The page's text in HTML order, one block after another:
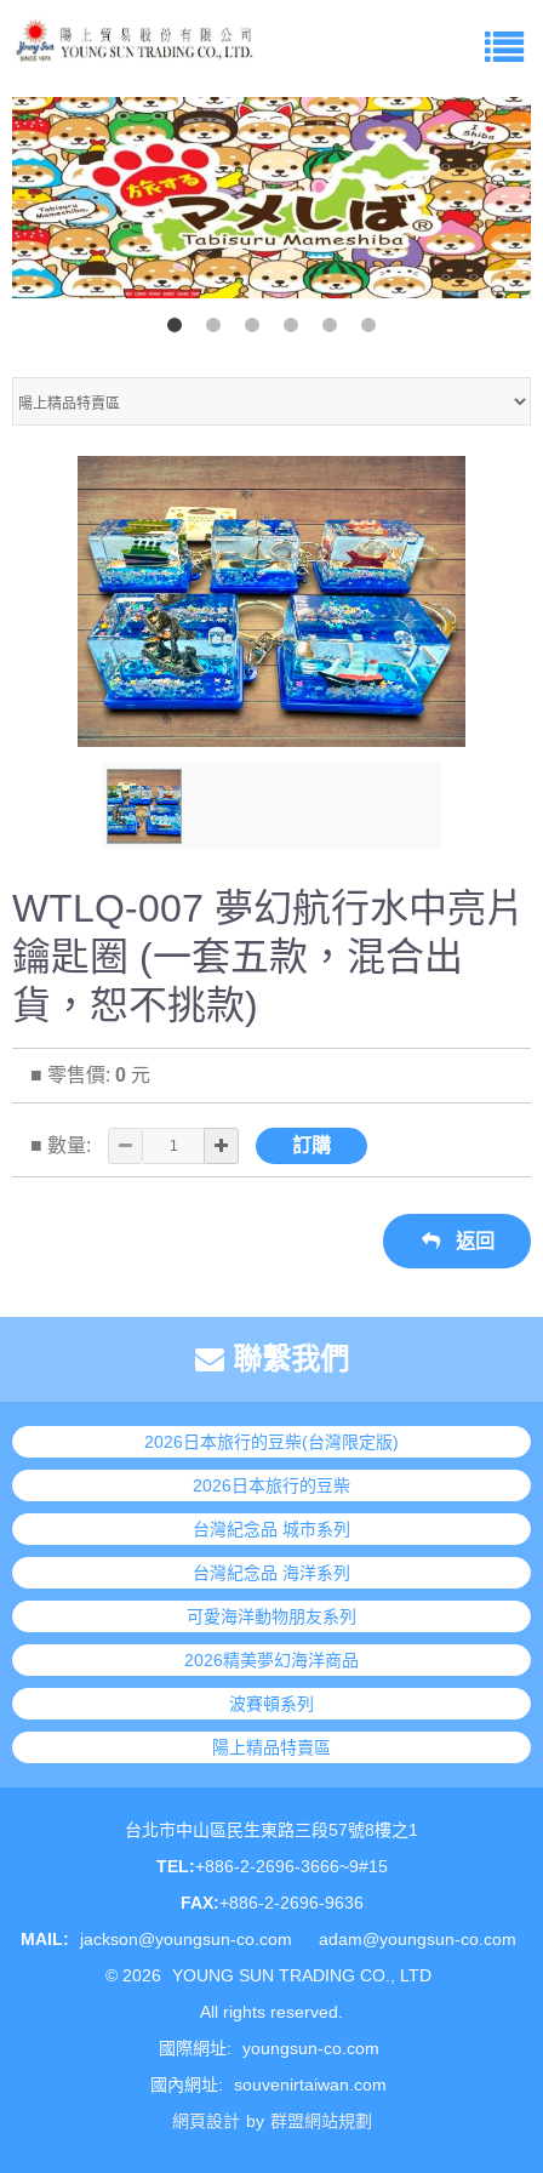
WTLQ-007 夢幻航行水中亮片
鑰匙圈 (一套五款，混合出
貨，恕不挑款)
■ 零售價: 0 元
■ 數量: 訂購
返回
聯繫我們
2026日本旅行的豆柴(台灣限定版)
2026日本旅行的豆柴
台灣紀念品 城市系列
台灣紀念品 海洋系列
可愛海洋動物朋友系列
2026精美夢幻海洋商品
波賽頓系列
陽上精品特賣區
台北市中山區民生東路三段57號8樓之1
TEL:+886-2-2696-3666~9#15
FAX:+886-2-2696-9636
MAIL:
jackson@youngsun-co.com
adam@youngsun-co.com
© 2026
YOUNG SUN TRADING CO., LTD
All rights reserved.
國際網址:
youngsun-co.com
國內網址:
souvenirtaiwan.com
網頁設計 by 群盟網站規劃